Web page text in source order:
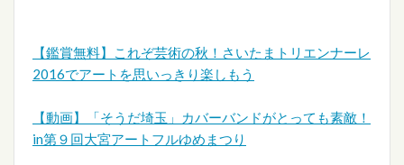
【鑑賞無料】これぞ芸術の秋！さいたまトリエンナーレ
2016でアートを思いっきり楽しもう
【動画】「そうだ埼玉」カバーバンドがとっても素敵！
in第９回大宮アートフルゆめまつり